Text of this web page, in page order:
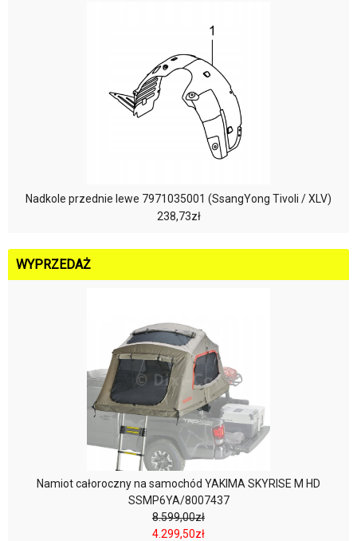
Nadkole przednie lewe 7971035001 (SsangYong Tivoli / XLV)
238,73zł
WYPRZEDAŻ
Namiot całoroczny na samochód YAKIMA SKYRISE M HD
SSMP6YA/8007437
8.599,00zł
4.299,50zł